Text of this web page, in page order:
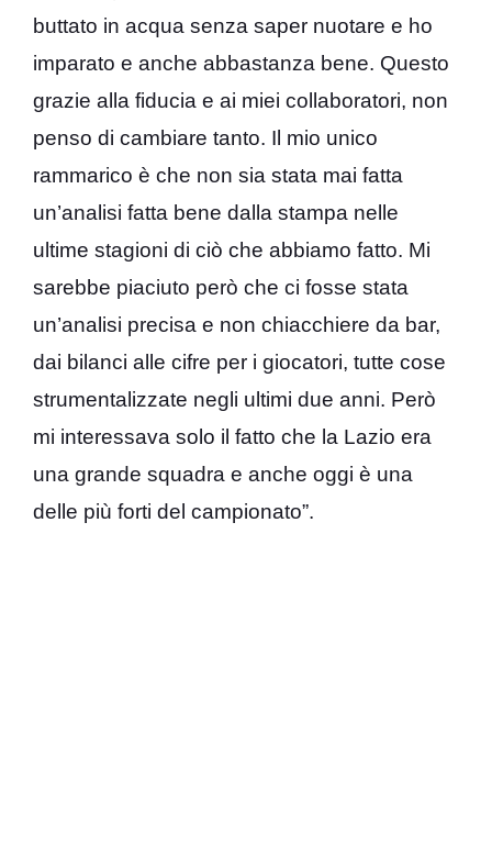
buttato in acqua senza saper nuotare e ho
imparato e anche abbastanza bene. Questo
grazie alla fiducia e ai miei collaboratori, non
penso di cambiare tanto. Il mio unico
rammarico è che non sia stata mai fatta
un’analisi fatta bene dalla stampa nelle
ultime stagioni di ciò che abbiamo fatto. Mi
sarebbe piaciuto però che ci fosse stata
un’analisi precisa e non chiacchiere da bar,
dai bilanci alle cifre per i giocatori, tutte cose
strumentalizzate negli ultimi due anni. Però
mi interessava solo il fatto che la Lazio era
una grande squadra e anche oggi è una
delle più forti del campionato”.